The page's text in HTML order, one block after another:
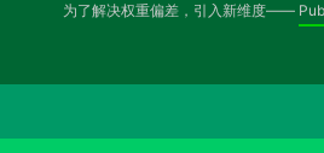
为了解决权重偏差，引入新维度——